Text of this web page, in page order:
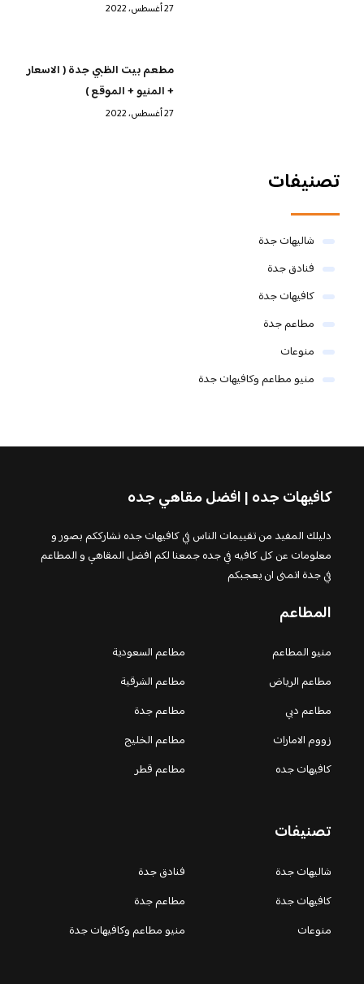
27 أغسطس، 2022
مطعم بيت الظبي جدة ( الاسعار
+ المنيو + الموقع )
27 أغسطس، 2022
تصنيفات
شاليهات جدة
فنادق جدة
كافيهات جدة
مطاعم جدة
منوعات
منيو مطاعم وكافيهات جدة
كافيهات جده | افضل مقاهي جده
دليلك المفيد من تقييمات الناس في كافيهات جده نشارككم بصور و
معلومات عن كل كافيه في جده جمعنا لكم افضل المقاهي و المطاعم
في جدة اتمنى ان يعجبكم
المطاعم
منيو المطاعم
مطاعم السعودية
مطاعم الرياض
مطاعم الشرقية
مطاعم دبي
مطاعم جدة
زووم الامارات
مطاعم الخليج
كافيهات جده
مطاعم قطر
تصنيفات
شاليهات جدة
فنادق جدة
كافيهات جدة
مطاعم جدة
منوعات
منيو مطاعم وكافيهات جدة